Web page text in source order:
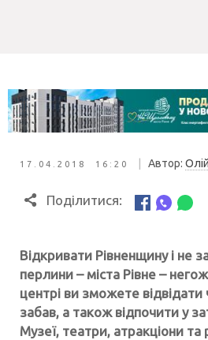
17.04.2018 16:20 Автор:
Поділитися:
Відкривати Рівненщину і не
перлини – міста Рівне –
центрі ви зможете
забав, а також відпочити у
Музеї, театри, атракціони